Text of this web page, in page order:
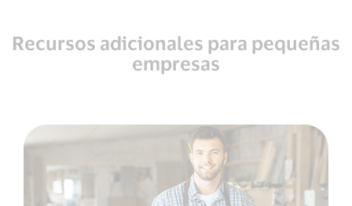
Recursos adicionales para pequeñas
empresas